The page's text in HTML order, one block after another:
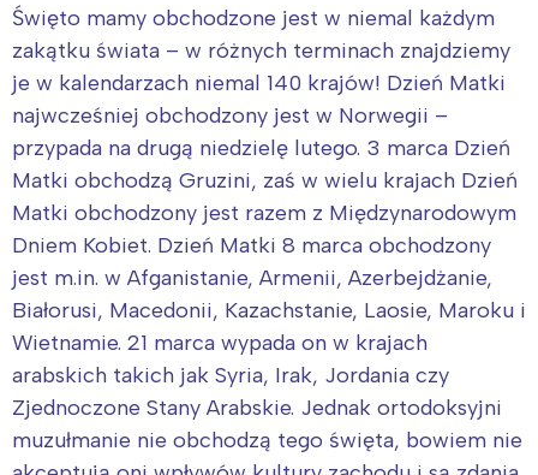
Święto mamy obchodzone jest w niemal każdym
zakątku świata – w różnych terminach znajdziemy
je w kalendarzach niemal 140 krajów! Dzień Matki
najwcześniej obchodzony jest w Norwegii –
przypada na drugą niedzielę lutego. 3 marca Dzień
Matki obchodzą Gruzini, zaś w wielu krajach Dzień
Matki obchodzony jest razem z Międzynarodowym
Dniem Kobiet. Dzień Matki 8 marca obchodzony
jest m.in. w Afganistanie, Armenii, Azerbejdżanie,
Białorusi, Macedonii, Kazachstanie, Laosie, Maroku i
Wietnamie. 21 marca wypada on w krajach
arabskich takich jak Syria, Irak, Jordania czy
Zjednoczone Stany Arabskie. Jednak ortodoksyjni
muzułmanie nie obchodzą tego święta, bowiem nie